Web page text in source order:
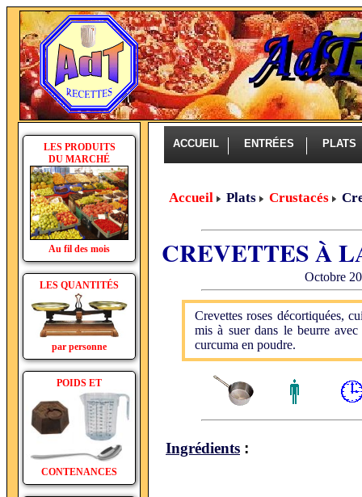
LES PRODUITS
DU MARCHÉ
Au fil des mois
LES QUANTITÉS
par personne
POIDS ET
CONTENANCES
ACCUEIL ENTRÉES PLATS
Accueil Plats Crustacés
CREVETTES À
Octobre
Crevettes roses décortiquées,
mis à suer dans le beurre
curcuma en poudre.
Ingrédients :